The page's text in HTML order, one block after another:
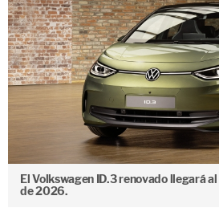
El Volkswagen ID.3 renovado llegará
de 2026.